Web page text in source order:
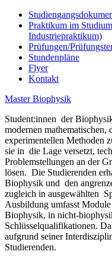
Praktikum im
Industriepraktikum)
Prüfungen/
Stundenpläne
Flyer
Kontakt
Master Biophysik
Student:innen der
modernen mathematischen,
experimentellen Methoden
sie in die Lage versetzt,
Problemstellungen an der
lösen. Die Studierenden
Biophysik und den
zugleich in ausgewählten
Ausbildung umfasst
Biophysik, in nicht-
Schlüsselqualifikationen.
aufgrund seiner
Studierenden.